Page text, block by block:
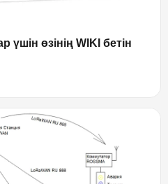
өзінің WIKI бетін